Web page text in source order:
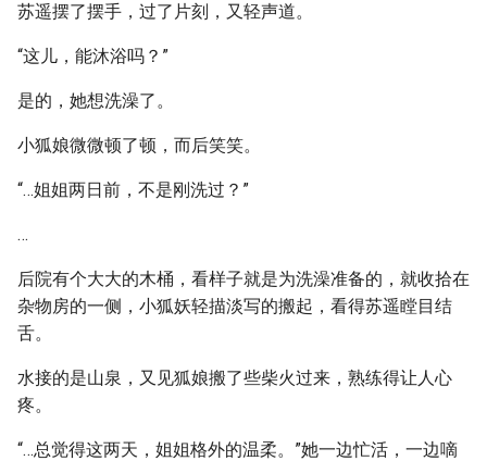
苏遥摆了摆手，过了片刻，又轻声道。
“这儿，能沐浴吗？”
是的，她想洗澡了。
小狐娘微微顿了顿，而后笑笑。
“…姐姐两日前，不是刚洗过？”
…
后院有个大大的木桶，看样子就是为洗澡准备的，就收拾在
杂物房的一侧，小狐妖轻描淡写的搬起，看得苏遥瞠目结
舌。
水接的是山泉，又见狐娘搬了些柴火过来，熟练得让人心
疼。
“…总觉得这两天，姐姐格外的温柔。”她一边忙活，一边嘀